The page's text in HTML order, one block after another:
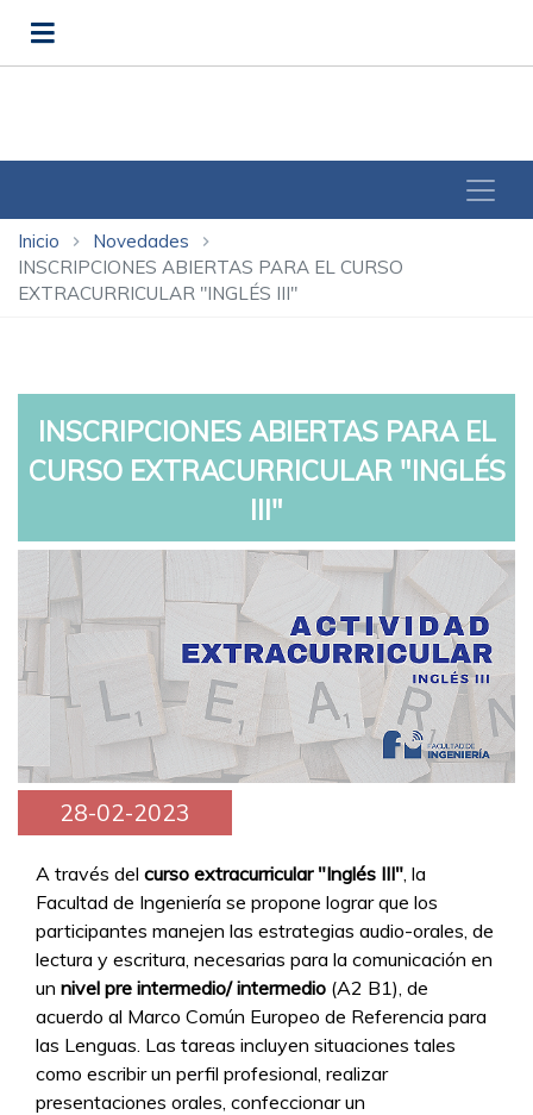
Inicio chevron_right Novedades chevron_right
INSCRIPCIONES ABIERTAS PARA EL CURSO
EXTRACURRICULAR "INGLÉS III"
INSCRIPCIONES ABIERTAS PARA EL
CURSO EXTRACURRICULAR "INGLÉS
III"
28-02-2023
A través del curso extracurricular "Inglés III" , la
Facultad de Ingeniería se propone lograr que los
participantes manejen las estrategias audio-orales, de
lectura y escritura, necesarias para la comunicación en
un nivel pre intermedio/ intermedio (A2 B1), de
acuerdo al Marco Común Europeo de Referencia para
las Lenguas. Las tareas incluyen situaciones tales
como escribir un perfil profesional, realizar
presentaciones orales, confeccionar un